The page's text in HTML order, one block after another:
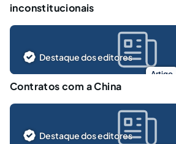
inconstitucionais
Artigo
Destaque dos editores
Contratos com a China
Destaque dos editores